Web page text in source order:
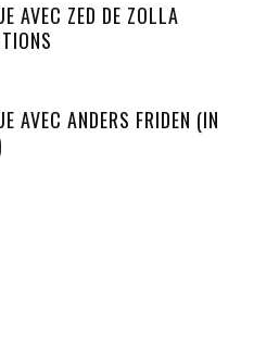
AVEC ZED DE ZOLLA
AVEC ANDERS FRIDEN (IN